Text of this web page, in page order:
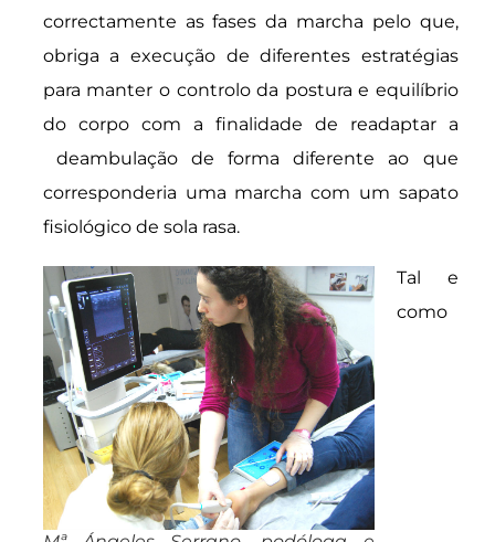
correctamente as fases da marcha pelo que,
obriga a execução de diferentes estratégias
para manter o controlo da postura e equilíbrio
do corpo com a finalidade de readaptar a
deambulação de forma diferente ao que
corresponderia uma marcha com um sapato
fisiológico de sola rasa.
Tal e
como